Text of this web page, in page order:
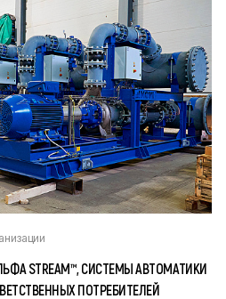
STREAM™, СИСТЕМЫ АВТОМАТИКИ
ПОТРЕБИТЕЛЕЙ